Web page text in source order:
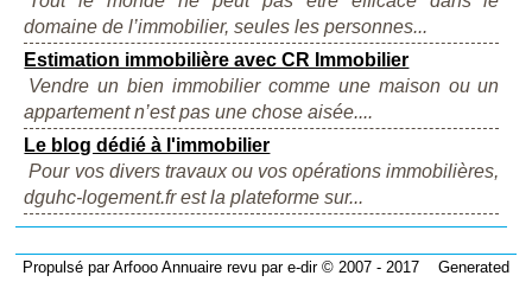
domaine de l’immobilier, seules les personnes...
Estimation immobilière avec CR Immobilier
Vendre un bien immobilier comme une maison ou un
appartement n’est pas une chose aisée....
Le blog dédié à l'immobilier
Pour vos divers travaux ou vos opérations immobilières,
dguhc-logement.fr est la plateforme sur...
Propulsé parArfooo Annuairerevu par e-dir© 2007 - 2017 Generated